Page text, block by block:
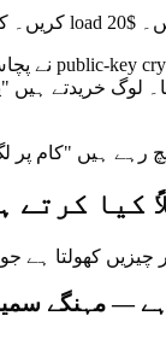
کیا کرتے